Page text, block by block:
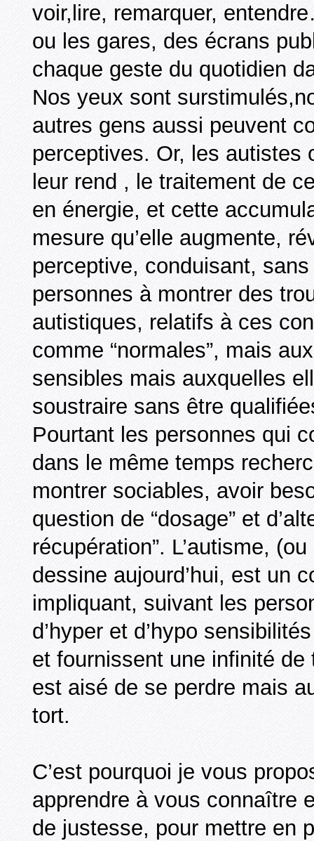
voir,lire, remarquer,
ou les gares, des écrans
chaque geste du quotidien
Nos yeux sont
autres gens aussi peuvent
perceptives. Or, les autistes
leur rend , le traitement de
en énergie, et cette
mesure qu’elle augmente,
perceptive, conduisant,
personnes à montrer des
autistiques, relatifs à ces
comme “normales”, mais
sensibles mais auxquelles
soustraire sans être
Pourtant les personnes qui
dans le même temps
montrer sociables, avoir
question de “dosage” et
récupération”. L’autisme,
dessine aujourd’hui, est un
impliquant, suivant les
d’hyper et d’hypo
et fournissent une infinité
est aisé de se perdre mais
tort.
C’est pourquoi je vous
apprendre à vous connaître
de justesse, pour mettre en